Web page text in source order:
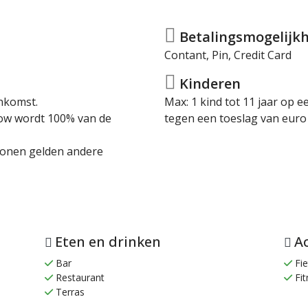
Contant, Pin, Credit Card
wordt 100% van de
gelden andere
Kinderen
Max: 1 kind tot 11 jaar op
tegen een toeslag van
Eten en drinken
Bar
Restaurant
Terras